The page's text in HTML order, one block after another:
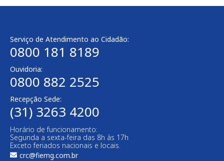
Serviço de Atendimento ao Cidadão:
0800 181 8189
Ouvidoria:
0800 882 2525
Recepção Sede:
(31) 3263 4200
Horário de funcionamento:
Segunda a sexta-feira das 8h às 17h
Exceto feriados nacionais e locais.
crc@fiemg.com.br